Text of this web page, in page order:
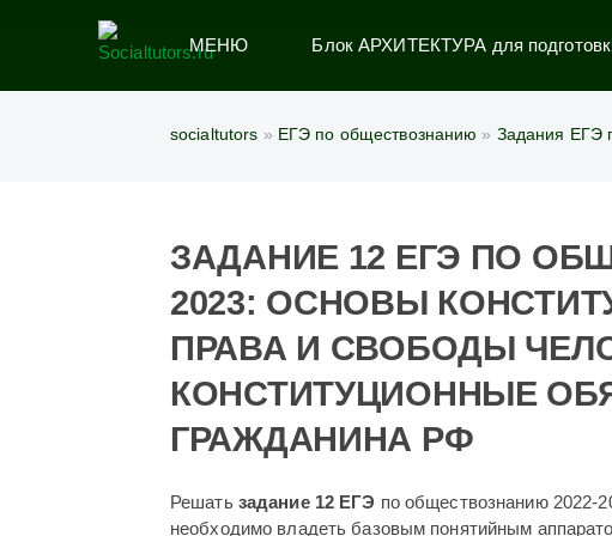
МЕНЮ Блок АРХИТЕКТУРА для
socialtutors » ЕГЭ по обществознанию » Задания ЕГЭ
ЗАДАНИЕ 12 ЕГЭ ПО
2023: ОСНОВЫ
ПРАВА И СВОБОДЫ
КОНСТИТУЦИОННЫЕ
ГРАЖДАНИНА РФ
Решать задание 12 ЕГЭ по обществознанию 2022-
необходимо владеть базовым понятийным